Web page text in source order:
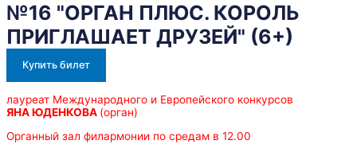
№16 "ОРГАН ПЛЮС. КОРОЛЬ
ПРИГЛАШАЕТ ДРУЗЕЙ" (6+)
Купить билет
лауреат Международного и Европейского конкурсов
ЯНА ЮДЕНКОВА (орган)
Органный зал филармонии по средам в 12.00